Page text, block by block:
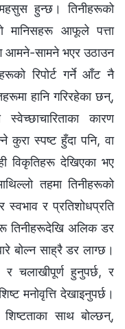
हुन्छ। तिनीहरूको
मानिसहरू आफूले पत्ता
आमने-सामने भएर उठाउन
रिपोर्ट गर्ने आँट नै
हानि गरिरहेका छन्,
कारण
कुरा स्पष्ट हुँदा पनि, वा
विकृतिहरू देखिएका भए
तहमा तिनीहरूको
स्वभाव र प्रतिशोधप्रति
तिनीहरूदेखि अलिक डर
बोल्न साह्रै डर लाग्छ।
र चलाखीपूर्ण हुनुपर्छ, र
मनोवृत्ति देखाइनुपर्छ।
साथ बोल्छन्,